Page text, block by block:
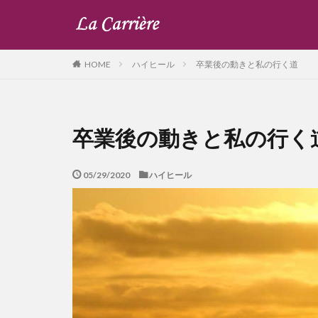
HOME ハイヒール 卒業後の動きと私の行く道
卒業後の動きと私の行く
05/29/2020 ハイヒール